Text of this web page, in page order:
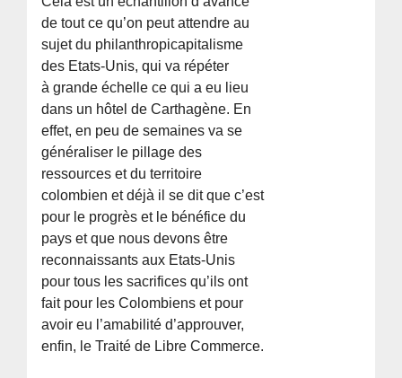
de tout ce qu’on peut attendre au
sujet du philanthropicapitalisme
des Etats-Unis, qui va répéter
à grande échelle ce qui a eu lieu
dans un hôtel de Carthagène. En
effet, en peu de semaines va se
généraliser le pillage des
ressources et du territoire
colombien et déjà il se dit que c’est
pour le progrès et le bénéfice du
pays et que nous devons être
reconnaissants aux Etats-Unis
pour tous les sacrifices qu’ils ont
fait pour les Colombiens et pour
avoir eu l’amabilité d’approuver,
enfin, le Traité de Libre Commerce.